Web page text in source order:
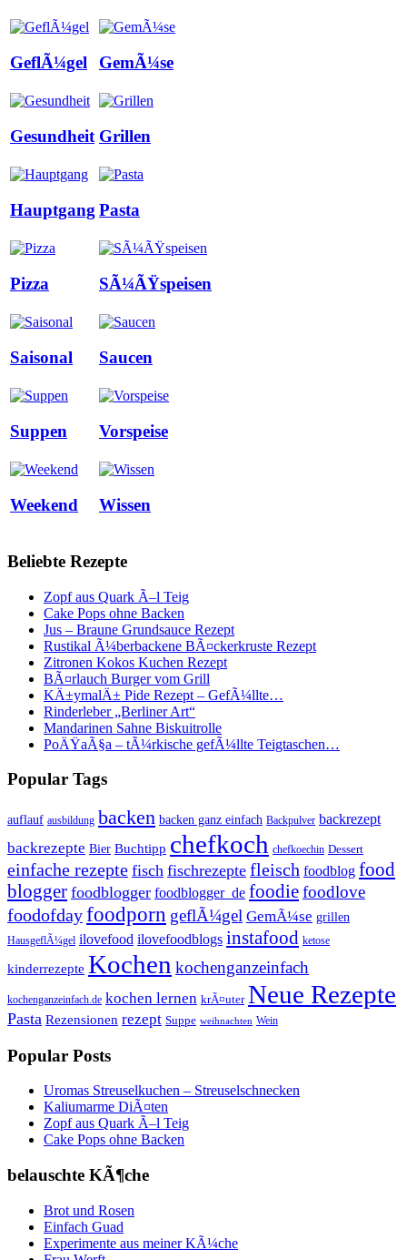
GeflÃ¼gel GemÃ¼se
Gesundheit Grillen
Hauptgang Pasta
Pizza SÃ¼ÃŸspeisen
Saisonal Saucen
Suppen Vorspeise
Weekend Wissen
Beliebte Rezepte
Zopf aus Quark Ã–l Teig
Cake Pops ohne Backen
Jus – Braune Grundsauce Rezept
Rustikal Ã¼berbackene BÃ¤ckerkruste Rezept
Zitronen Kokos Kuchen Rezept
BÃ¤rlauch Burger vom Grill
KÄ±ymalÄ± Pide Rezept – GefÃ¼llte…
Rinderleber „Berliner Art“
Mandarinen Sahne Biskuitrolle
PoÄŸaÃ§a – tÃ¼rkische gefÃ¼llte Teigtaschen…
Popular Tags
auflauf ausbildung backen backen ganz einfach Backpulver backrezept
backrezepte Bier Buchtipp chefkoch chefkoechin Dessert
einfache rezepte fisch fischrezepte fleisch foodblog food
blogger foodblogger foodblogger_de foodiefoodlove
foodofdayfoodporn geflÃ¼gel GemÃ¼se grillen
HausgeflÃ¼gel ilovefood ilovefoodblogs instafood ketose
kinderrezepte Kochen kochenganzeinfach
kochenganzeinfach.de kochen lernen krÃ¤uter Neue Rezepte
Pasta Rezensionen rezept Suppe weihnachten Wein
Popular Posts
Uromas Streuselkuchen – Streuselschnecken
Kaliumarme DiÃ¤ten
Zopf aus Quark Ã–l Teig
Cake Pops ohne Backen
belauschte KÃ¶che
Brot und Rosen
Einfach Guad
Experimente aus meiner KÃ¼che